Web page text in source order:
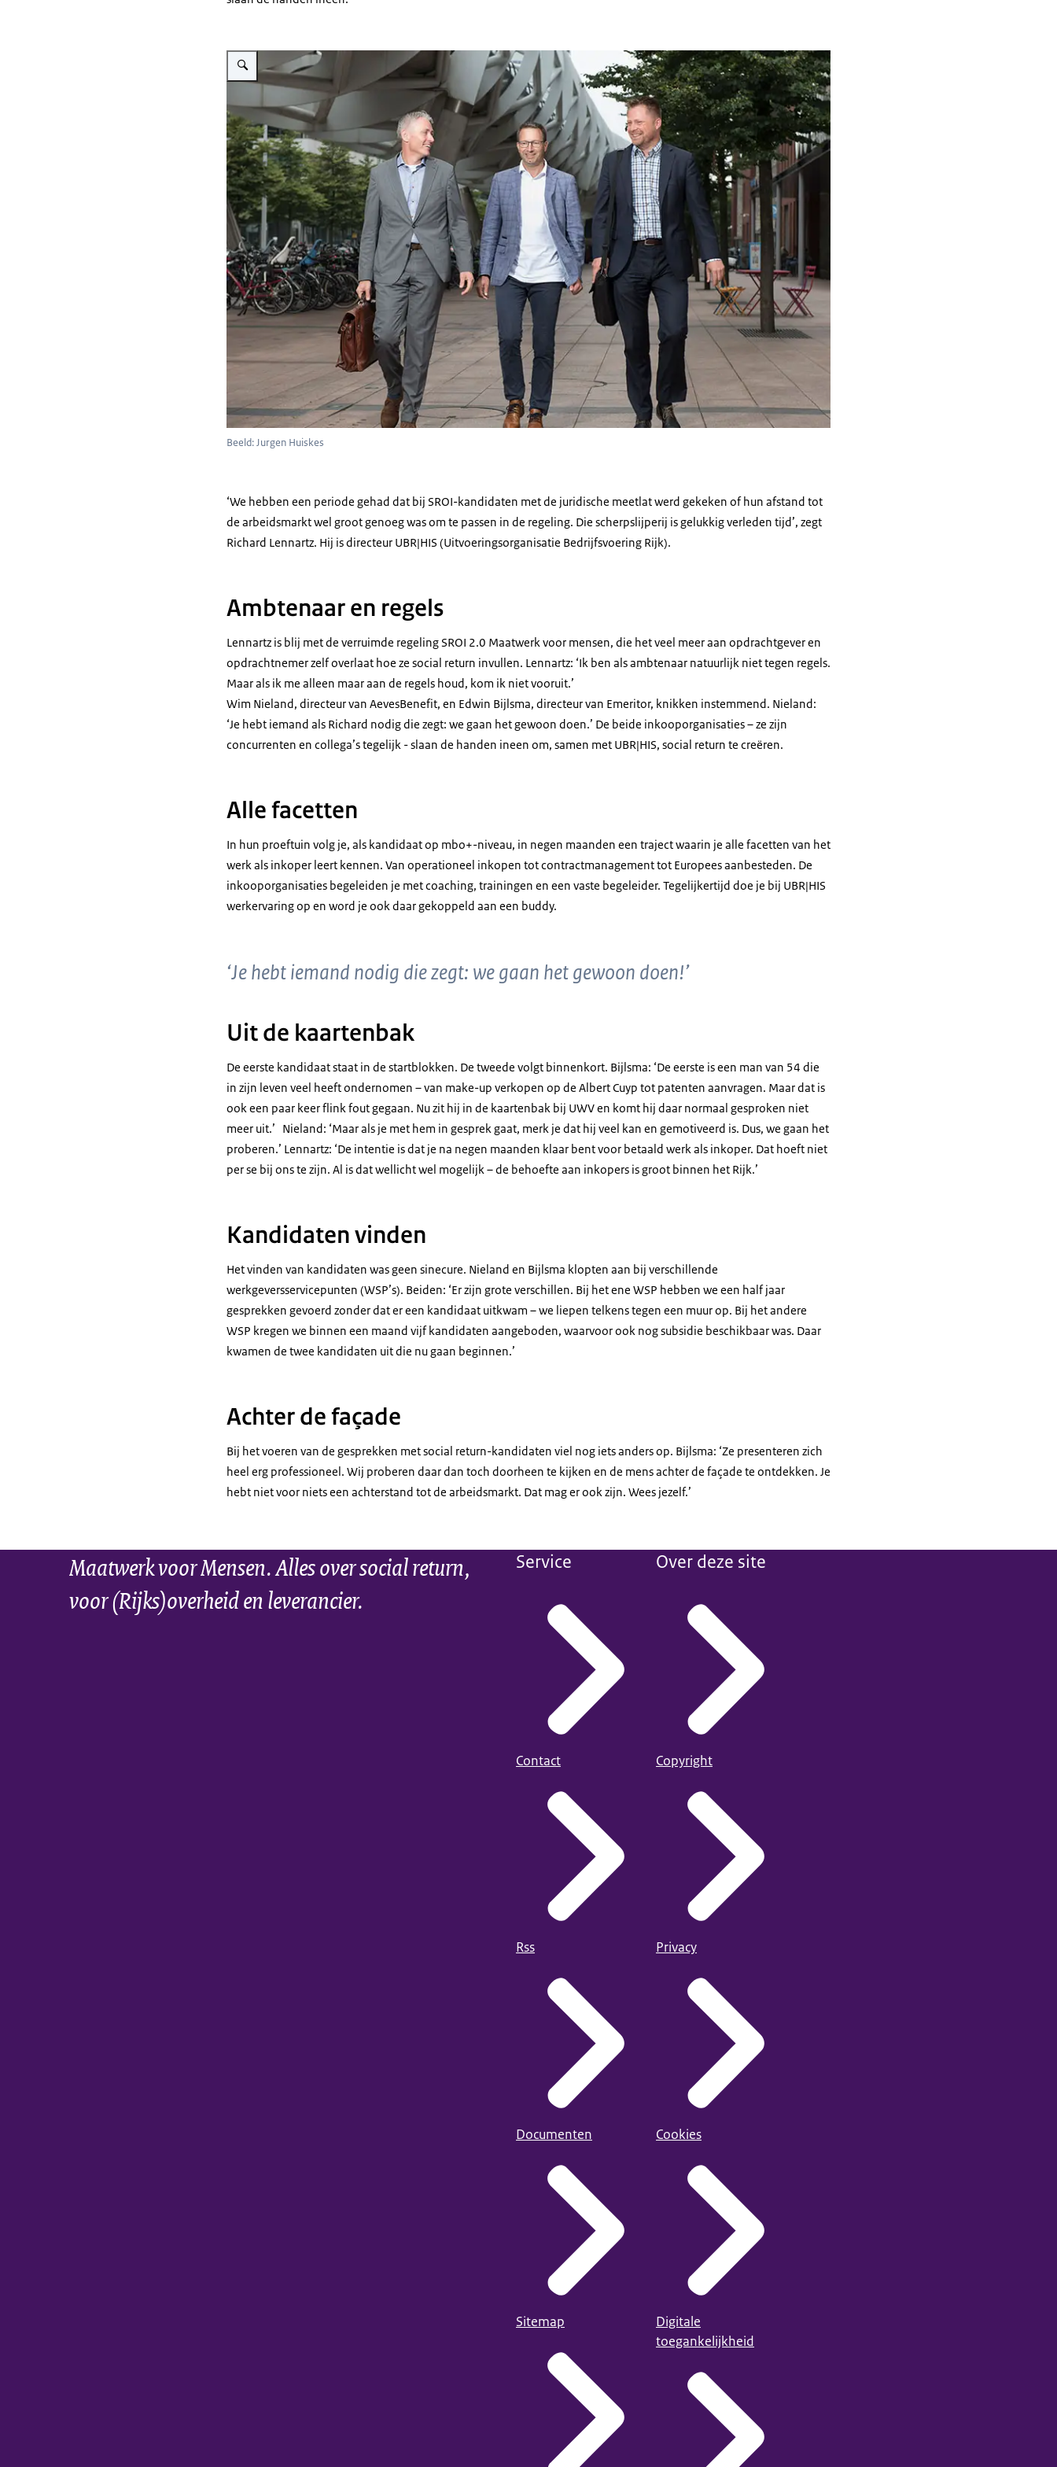
Vergroot afbeelding Drie mensen in zakelijke kleding lopen naast elkaar en praten
Beeld: Jurgen Huiskes
‘We hebben een periode gehad dat bij SROI-kandidaten met de juridische meetlat werd gekeken of hun afstand tot
de arbeidsmarkt wel groot genoeg was om te passen in de regeling. Die scherpslijperij is gelukkig verleden tijd’, zegt
Richard Lennartz. Hij is directeur UBR|HIS (Uitvoeringsorganisatie Bedrijfsvoering Rijk).
Ambtenaar en regels
Lennartz is blij met de verruimde regeling SROI 2.0 Maatwerk voor mensen, die het veel meer aan opdrachtgever en
opdrachtnemer zelf overlaat hoe ze social return invullen. Lennartz: ‘Ik ben als ambtenaar natuurlijk niet tegen regels.
Maar als ik me alleen maar aan de regels houd, kom ik niet vooruit.’
Wim Nieland, directeur van AevesBenefit, en Edwin Bijlsma, directeur van Emeritor, knikken instemmend. Nieland:
‘Je hebt iemand als Richard nodig die zegt: we gaan het gewoon doen.’ De beide inkooporganisaties – ze zijn
concurrenten en collega’s tegelijk - slaan de handen ineen om, samen met UBR|HIS, social return te creëren.
Alle facetten
In hun proeftuin volg je, als kandidaat op mbo+-niveau, in negen maanden een traject waarin je alle facetten van het
werk als inkoper leert kennen. Van operationeel inkopen tot contractmanagement tot Europees aanbesteden. De
inkooporganisaties begeleiden je met coaching, trainingen en een vaste begeleider. Tegelijkertijd doe je bij UBR|HIS
werkervaring op en word je ook daar gekoppeld aan een buddy.
‘Je hebt iemand nodig die zegt: we gaan het gewoon doen!’
Uit de kaartenbak
De eerste kandidaat staat in de startblokken. De tweede volgt binnenkort. Bijlsma: ‘De eerste is een man van 54 die
in zijn leven veel heeft ondernomen – van make-up verkopen op de Albert Cuyp tot patenten aanvragen. Maar dat is
ook een paar keer flink fout gegaan. Nu zit hij in de kaartenbak bij UWV en komt hij daar normaal gesproken niet
meer uit.’ Nieland: ‘Maar als je met hem in gesprek gaat, merk je dat hij veel kan en gemotiveerd is. Dus, we gaan het
proberen.’ Lennartz: ‘De intentie is dat je na negen maanden klaar bent voor betaald werk als inkoper. Dat hoeft niet
per se bij ons te zijn. Al is dat wellicht wel mogelijk – de behoefte aan inkopers is groot binnen het Rijk.’
Kandidaten vinden
Het vinden van kandidaten was geen sinecure. Nieland en Bijlsma klopten aan bij verschillende
werkgeversservicepunten (WSP’s). Beiden: ‘Er zijn grote verschillen. Bij het ene WSP hebben we een half jaar
gesprekken gevoerd zonder dat er een kandidaat uitkwam – we liepen telkens tegen een muur op. Bij het andere
WSP kregen we binnen een maand vijf kandidaten aangeboden, waarvoor ook nog subsidie beschikbaar was. Daar
kwamen de twee kandidaten uit die nu gaan beginnen.’
Achter de façade
Bij het voeren van de gesprekken met social return-kandidaten viel nog iets anders op. Bijlsma: ‘Ze presenteren zich
heel erg professioneel. Wij proberen daar dan toch doorheen te kijken en de mens achter de façade te ontdekken. Je
hebt niet voor niets een achterstand tot de arbeidsmarkt. Dat mag er ook zijn. Wees jezelf.’
Maatwerk voor Mensen. Alles over social return,
voor (Rijks)overheid en leverancier.
Service
Contact
Rss
Documenten
Sitemap
Over deze site
Copyright
Privacy
Cookies
Digitale
toegankelijkheid